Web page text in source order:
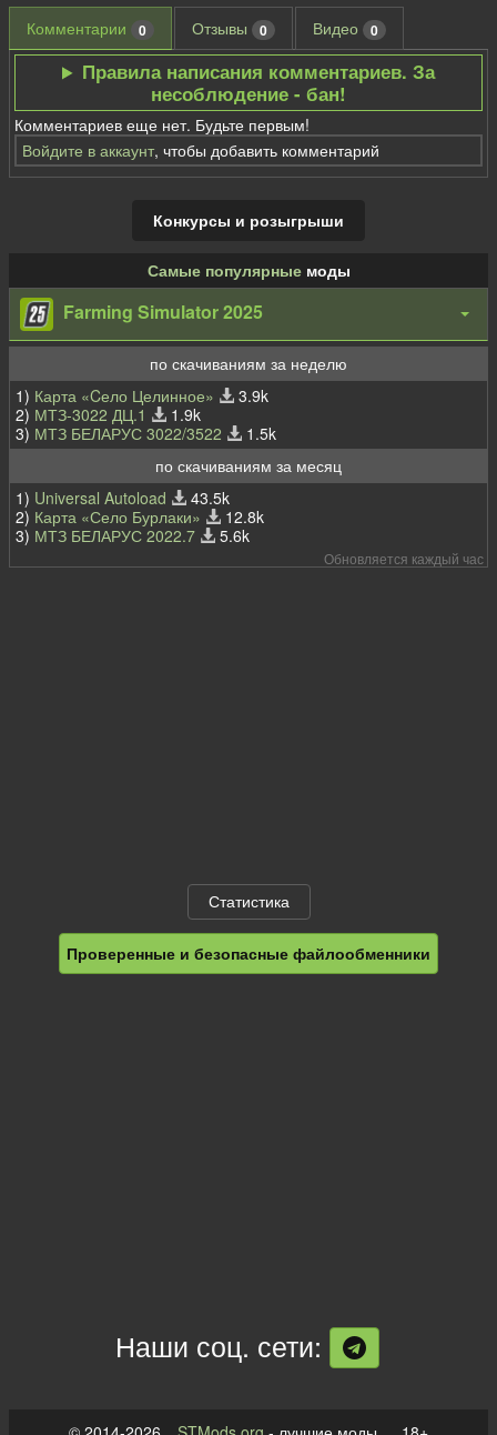
Комментарии 0 Отзывы 0 Видео 0
Правила написания комментариев. За
несоблюдение - бан!
Комментариев еще нет. Будьте первым!
Войдите в аккаунт, чтобы добавить комментарий
Конкурсы и розыгрыши
Самые популярныемоды
Farming Simulator 2025
по скачиваниям за неделю
1) Карта «Cело Целинное»
3.9k
2) МТЗ-3022 ДЦ.1
1.9k
3) МТЗ БЕЛАРУС 3022/3522
1.5k
по скачиваниям за месяц
1) Universal Autoload
43.5k
2) Карта «Село Бурлаки»
12.8k
3) МТЗ БЕЛАРУС 2022.7 5.6k
Обновляется каждый час
Статистика
Проверенные и безопасные файлообменники
Наши соц. сети: